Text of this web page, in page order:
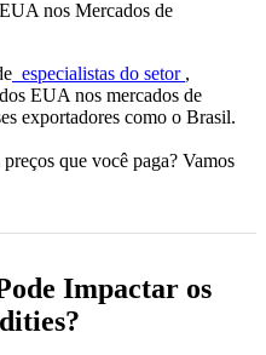
especialistas do setor ,
EUA nos mercados de
exportadores como o Brasil.
que você paga? Vamos
Impactar os